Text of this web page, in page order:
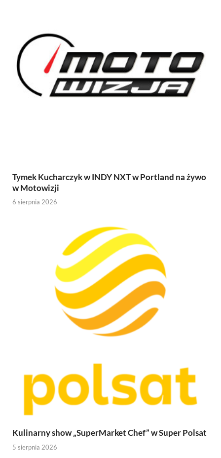
Tymek Kucharczyk w INDY NXT w Portland na żywo
w Motowizji
6 sierpnia 2026
Kulinarny show „SuperMarket Chef” w Super Polsat
5 sierpnia 2026